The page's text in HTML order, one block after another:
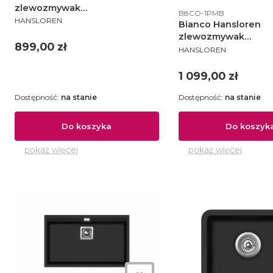
zlewozmywak
konglomeratowy podwieszany
PRODUCENT
HANSLOREN
Cena
899,00 zł
Do koszyka
Dostępność: na stanie
pokaż więcej
Kod produktu
B8CO-1PMB
Bianco Hansloren
zlewozmywak
konglomeratowy
PRODUCENT
HANSLOREN
Cena
1 099,00 zł
Do
Dostępność: na stanie
pokaż więcej